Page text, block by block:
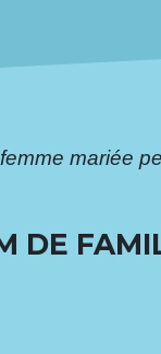
mariée
DE